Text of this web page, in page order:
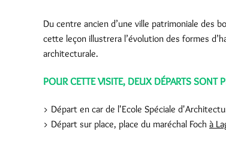
Du centre ancien d’une ville patrimoniale des
cette leçon illustrera l’évolution des formes
architecturale.
POUR CETTE VISITE, DEUX DÉPARTS SONT
> Départ en car de l'Ecole Spéciale
> Départ sur place, place du maréchal Foch à